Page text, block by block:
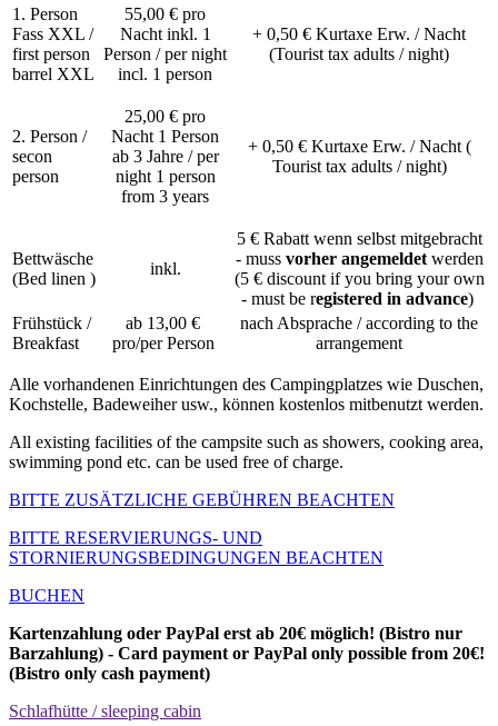
1. Person
Fass XXL /
first person
barrel XXL
55,00 € pro
Nacht inkl. 1
Person / per night
incl. 1 person
+ 0,50 € Kurtaxe Erw. / Nacht
(Tourist tax adults / night)
2. Person /
secon
person
25,00 € pro
Nacht 1 Person
ab 3 Jahre / per
night 1 person
from 3 years
+ 0,50 € Kurtaxe Erw. / Nacht (
Tourist tax adults / night)
Bettwäsche
(Bed linen )
inkl.
5 € Rabatt wenn selbst mitgebracht
- muss vorher angemeldetwerden
(5 € discount if you bring your own
- must be registered in advance)
Frühstück /
Breakfast
ab 13,00 €
pro/per Person
nach Absprache / according to the
arrangement
Alle vorhandenen Einrichtungen des Campingplatzes wie Duschen,
Kochstelle, Badeweiher usw., können kostenlos mitbenutzt werden.
All existing facilities of the campsite such as showers, cooking area,
swimming pond etc. can be used free of charge.
BITTE ZUSÄTZLICHE GEBÜHREN BEACHTEN
BITTE RESERVIERUNGS- UND
STORNIERUNGSBEDINGUNGEN BEACHTEN
BUCHEN
Kartenzahlung oder PayPal erst ab 20€ möglich! (Bistro nur
Barzahlung) - Card payment or PayPal only possible from 20€!
(Bistro only cash payment)
Schlafhütte / sleeping cabin